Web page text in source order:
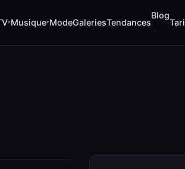
▾Musique▾ModeGaleriesTendances
Blog